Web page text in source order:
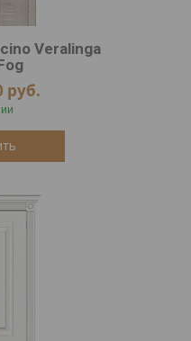
Veralinga
руб.